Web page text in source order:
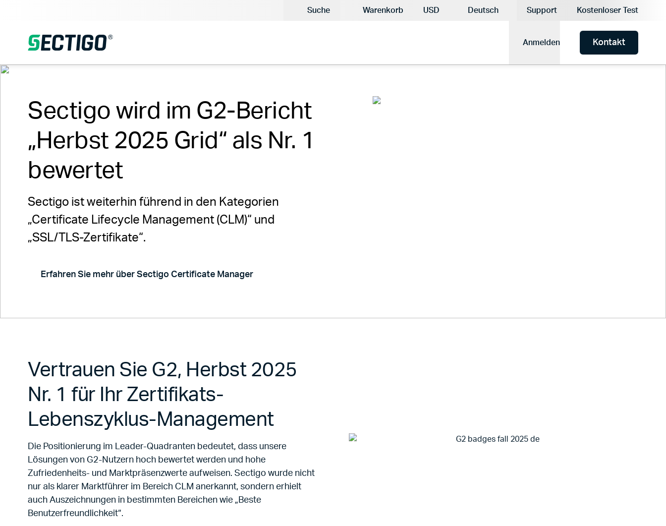
Suche Warenkorb Aktuelle Währung:
USD
Deutsch
Support Kostenloser Test
Anmelden Kontakt
Sectigo wird im G2-Bericht
„Herbst 2025 Grid“ als Nr. 1
bewertet
Sectigo ist weiterhin führend in den Kategorien
„Certificate Lifecycle Management (CLM)“ und
„SSL/TLS-Zertifikate“.
Erfahren Sie mehr über Sectigo Certificate Manager
Vertrauen Sie G2, Herbst 2025
Nr. 1 für Ihr Zertifikats-
Lebenszyklus-Management
Die Positionierung im Leader-Quadranten bedeutet, dass unsere
Lösungen von G2-Nutzern hoch bewertet werden und hohe
Zufriedenheits- und Marktpräsenzwerte aufweisen. Sectigo wurde nicht
nur als klarer Marktführer im Bereich CLM anerkannt, sondern erhielt
auch Auszeichnungen in bestimmten Bereichen wie „Beste
Benutzerfreundlichkeit“.